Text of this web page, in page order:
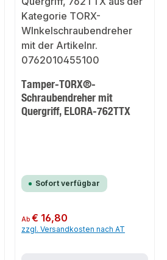
Tamper-TORX®-
Schraubendreher mit
Quergriff, ELORA-762TTX
Sofort verfügbar
Regulärer Preis:
Ab€ 16,80
zzgl. Versandkosten nach AT